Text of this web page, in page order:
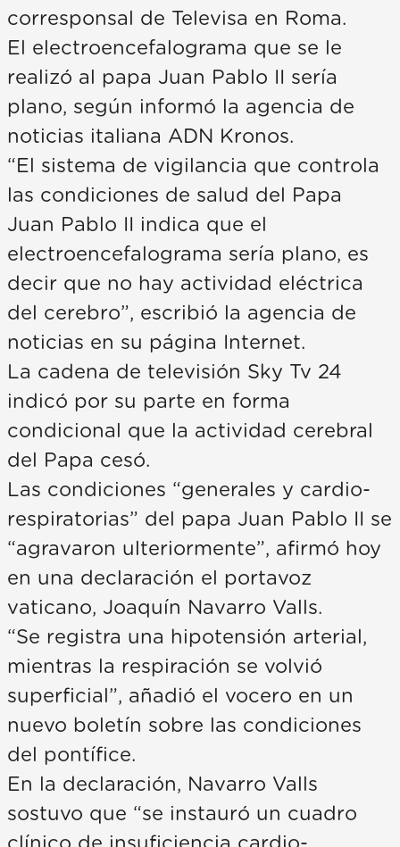
corresponsal de Televisa en Roma.
El electroencefalograma que se le
realizó al papa Juan Pablo II sería
plano, según informó la agencia de
noticias italiana ADN Kronos.
“El sistema de vigilancia que controla
las condiciones de salud del Papa
Juan Pablo II indica que el
electroencefalograma sería plano, es
decir que no hay actividad eléctrica
del cerebro”, escribió la agencia de
noticias en su página Internet.
La cadena de televisión Sky Tv 24
indicó por su parte en forma
condicional que la actividad cerebral
del Papa cesó.
Las condiciones “generales y cardio-
respiratorias” del papa Juan Pablo II se
“agravaron ulteriormente”, afirmó hoy
en una declaración el portavoz
vaticano, Joaquín Navarro Valls.
“Se registra una hipotensión arterial,
mientras la respiración se volvió
superficial”, añadió el vocero en un
nuevo boletín sobre las condiciones
del pontífice.
En la declaración, Navarro Valls
sostuvo que “se instauró un cuadro
clínico de insuficiencia cardio-